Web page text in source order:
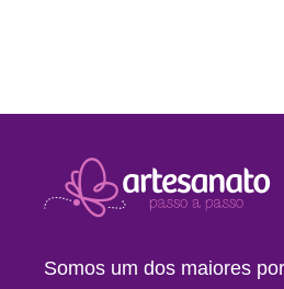
Somos um dos maiores